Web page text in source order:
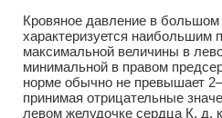
Кровяное давление в большом
характеризуется наибольшим
максимальной величины в
минимальной в правом
норме обычно не превышает
принимая отрицательные
левом желудочке сердца К. д.